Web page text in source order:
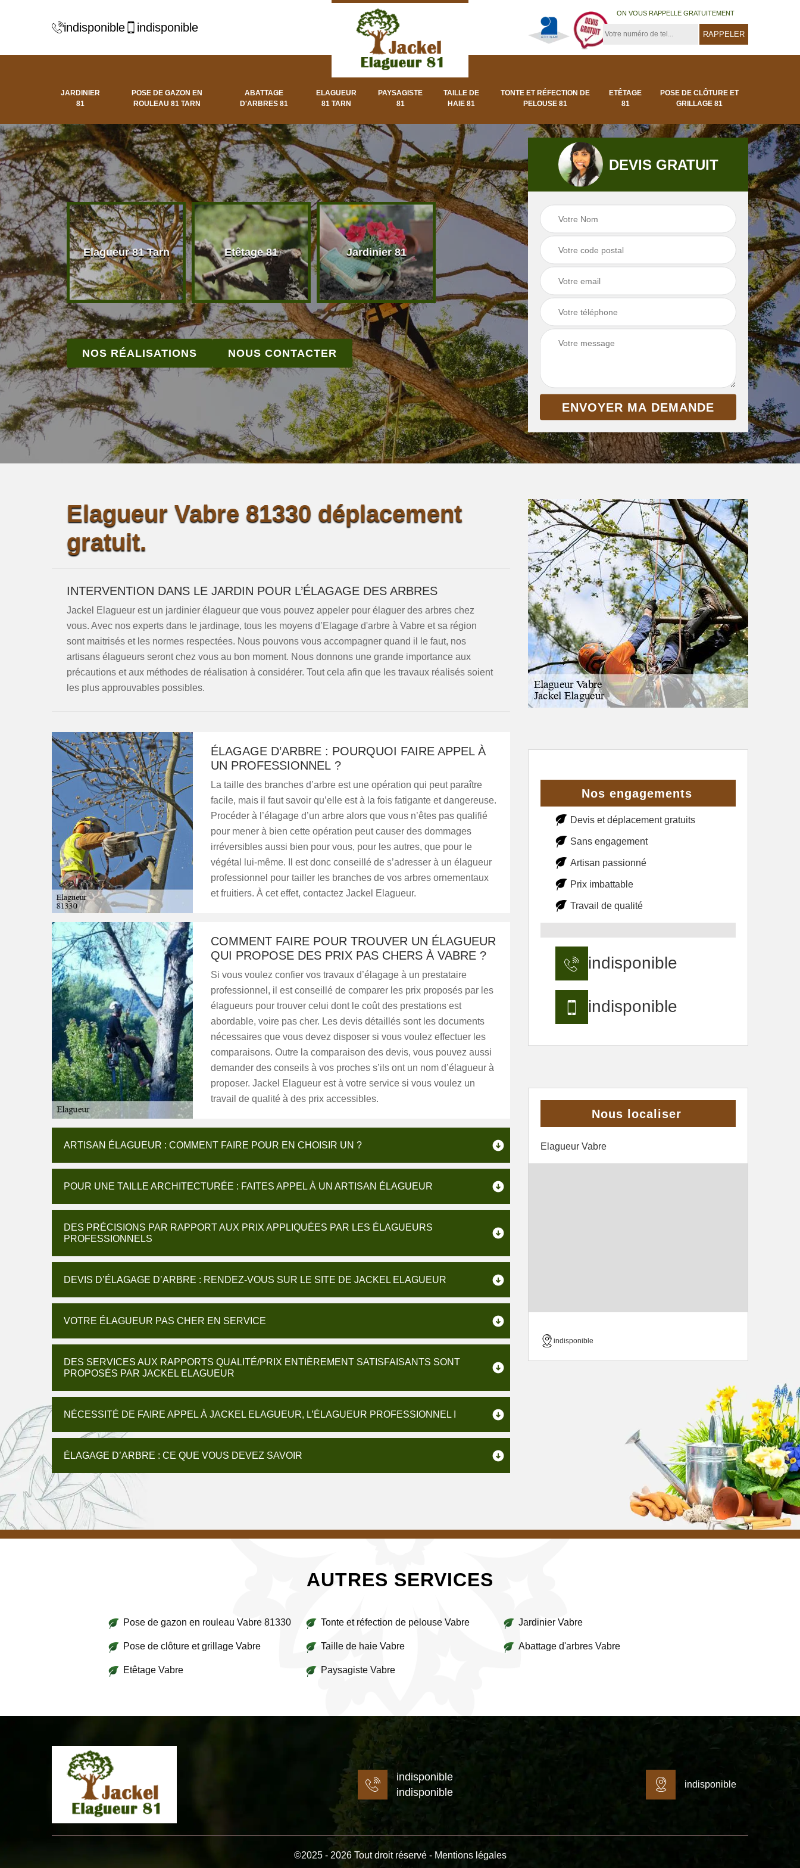
indisponible indisponible
ON VOUS RAPPELLE GRATUITEMENT
JARDINIER
81
POSE DE GAZON EN
ROULEAU 81 TARN
ABATTAGE
D'ARBRES 81
ELAGUEUR
81 TARN
PAYSAGISTE
81
TAILLE DE
HAIE 81
TONTE ET RÉFECTION DE
PELOUSE 81
ETÊTAGE
81
POSE DE CLÔTURE ET
GRILLAGE 81
d'arbres
Elagueur 81 Tarn Etêtage 81 Jardinier 81
Pose de clôture et
grillage 81
Pose de gazon en
rouleau 81 Tarn
NOS RÉALISATIONS NOUS CONTACTER
DEVIS GRATUIT
Elagueur Vabre 81330 déplacement
gratuit.
INTERVENTION DANS LE JARDIN POUR L’ÉLAGAGE DES ARBRES
Jackel Elagueur est un jardinier élagueur que vous pouvez appeler pour élaguer des arbres chez
vous. Avec nos experts dans le jardinage, tous les moyens d’Elagage d'arbre à Vabre et sa région
sont maitrisés et les normes respectées. Nous pouvons vous accompagner quand il le faut, nos
artisans élagueurs seront chez vous au bon moment. Nous donnons une grande importance aux
précautions et aux méthodes de réalisation à considérer. Tout cela afin que les travaux réalisés soient
les plus approuvables possibles.
ÉLAGAGE D’ARBRE : POURQUOI FAIRE APPEL À
UN PROFESSIONNEL ?
La taille des branches d’arbre est une opération qui peut paraître
facile, mais il faut savoir qu’elle est à la fois fatigante et dangereuse.
Procéder à l’élagage d’un arbre alors que vous n’êtes pas qualifié
pour mener à bien cette opération peut causer des dommages
irréversibles aussi bien pour vous, pour les autres, que pour le
végétal lui-même. Il est donc conseillé de s’adresser à un élagueur
professionnel pour tailler les branches de vos arbres ornementaux
et fruitiers. À cet effet, contactez Jackel Elagueur.
COMMENT FAIRE POUR TROUVER UN ÉLAGUEUR
QUI PROPOSE DES PRIX PAS CHERS À VABRE ?
Si vous voulez confier vos travaux d’élagage à un prestataire
professionnel, il est conseillé de comparer les prix proposés par les
élagueurs pour trouver celui dont le coût des prestations est
abordable, voire pas cher. Les devis détaillés sont les documents
nécessaires que vous devez disposer si vous voulez effectuer les
comparaisons. Outre la comparaison des devis, vous pouvez aussi
demander des conseils à vos proches s’ils ont un nom d’élagueur à
proposer. Jackel Elagueur est à votre service si vous voulez un
travail de qualité à des prix accessibles.
ARTISAN ÉLAGUEUR : COMMENT FAIRE POUR EN CHOISIR UN ?
POUR UNE TAILLE ARCHITECTURÉE : FAITES APPEL À UN ARTISAN ÉLAGUEUR
DES PRÉCISIONS PAR RAPPORT AUX PRIX APPLIQUÉES PAR LES ÉLAGUEURS
PROFESSIONNELS
DEVIS D’ÉLAGAGE D’ARBRE : RENDEZ-VOUS SUR LE SITE DE JACKEL ELAGUEUR
VOTRE ÉLAGUEUR PAS CHER EN SERVICE
DES SERVICES AUX RAPPORTS QUALITÉ/PRIX ENTIÈREMENT SATISFAISANTS SONT
PROPOSÉS PAR JACKEL ELAGUEUR
NÉCESSITÉ DE FAIRE APPEL À JACKEL ELAGUEUR, L’ÉLAGUEUR PROFESSIONNEL I
ÉLAGAGE D’ARBRE : CE QUE VOUS DEVEZ SAVOIR
Nos engagements
Devis et déplacement gratuits
Sans engagement
Artisan passionné
Prix imbattable
Travail de qualité
indisponible
indisponible
Nous localiser
Elagueur Vabre
indisponible
AUTRES SERVICES
Pose de gazon en rouleau Vabre 81330
Pose de clôture et grillage Vabre
Etêtage Vabre
Tonte et réfection de pelouse Vabre
Taille de haie Vabre
Paysagiste Vabre
Jardinier Vabre
Abattage d'arbres Vabre
indisponible
indisponible
indisponible
©2025 - 2026 Tout droit réservé - Mentions légales